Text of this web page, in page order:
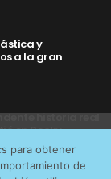
y
a la gran
historia real
en Rocky
para obtener
de
que